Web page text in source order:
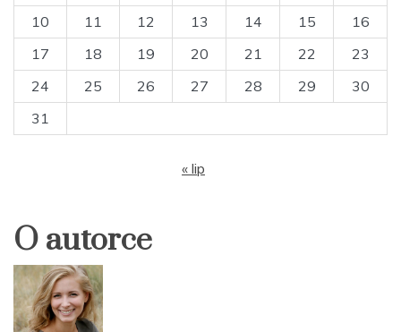
10
11 12 13 14 15
16
17
18 19 20 21 22
23
24
25 26 27 28 29
30
31
« lip
O autorce